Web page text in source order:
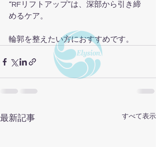
“RFリフトアップ”は、深部から引き締
めるケア。
輪郭を整えたい方におすすめです。
最新記事 すべて表示